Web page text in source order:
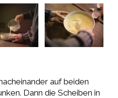
auf beiden
Dann die Scheiben in